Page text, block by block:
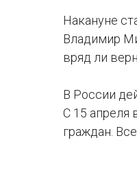
Накануне
Владимир
вряд ли
В России
С 15 апреля
граждан.